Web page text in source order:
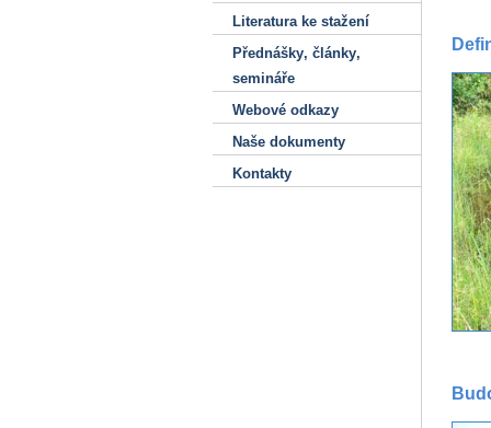
Literatura ke stažení
Přednášky‚ články‚
semináře
Webové odkazy
Naše dokumenty
Kontakty